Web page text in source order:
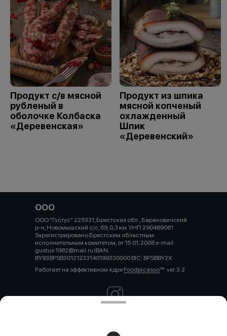
Продукт с/в мясной
рубленый в
оболочке Колбаска
«Деревенская»
Продукт из шпика
мясной копченый
охлажденный
Шпик
«Деревенский»
ООО
ООО "Густус" 225331, Брестская обл., Барановичский
р-н, Новомышский с/с, 69, 0,3 км. УНП 290489061
Зарегистрировано Брестским областным
исполнительным комитетом, от 15.01. 2008 e-mail:
gustus 1982@mail.ru IBAN:
BY93BPSB30121233140199330000 BIC: BPSBBY2X
Работает на эффективном ядре Foodpicássover. 3.2